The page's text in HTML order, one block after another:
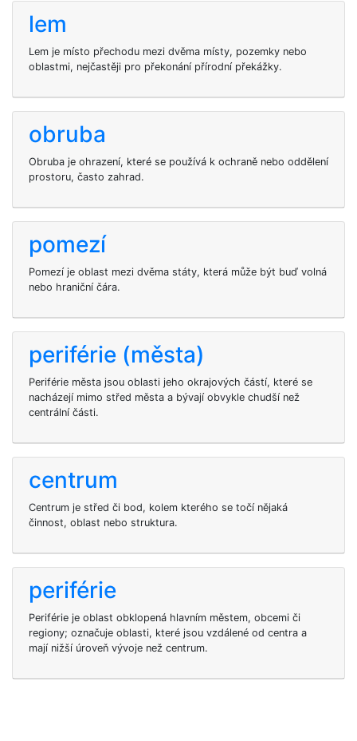
lem
Lem je místo přechodu mezi dvěma místy, pozemky nebo
oblastmi, nejčastěji pro překonání přírodní překážky.
obruba
Obruba je ohrazení, které se používá k ochraně nebo oddělení
prostoru, často zahrad.
pomezí
Pomezí je oblast mezi dvěma státy, která může být buď volná
nebo hraniční čára.
periférie (města)
Periférie města jsou oblasti jeho okrajových částí, které se
nacházejí mimo střed města a bývají obvykle chudší než
centrální části.
centrum
Centrum je střed či bod, kolem kterého se točí nějaká
činnost, oblast nebo struktura.
periférie
Periférie je oblast obklopená hlavním městem, obcemi či
regiony; označuje oblasti, které jsou vzdálené od centra a
mají nižší úroveň vývoje než centrum.